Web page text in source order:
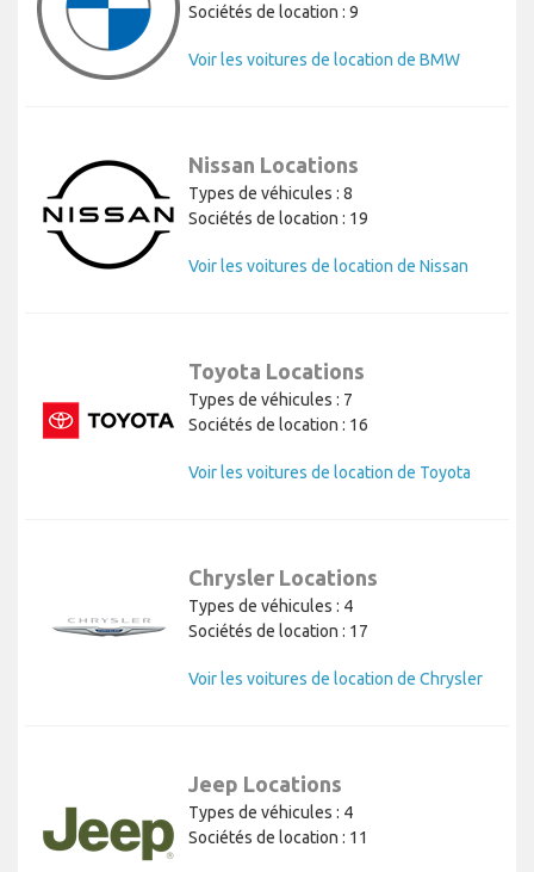
Sociétés de location : 9
Voir les voitures de location de BMW
Nissan Locations
Types de véhicules : 8
Sociétés de location : 19
Voir les voitures de location de Nissan
Toyota Locations
Types de véhicules : 7
Sociétés de location : 16
Voir les voitures de location de Toyota
Chrysler Locations
Types de véhicules : 4
Sociétés de location : 17
Voir les voitures de location de Chrysler
Jeep Locations
Types de véhicules : 4
Sociétés de location : 11